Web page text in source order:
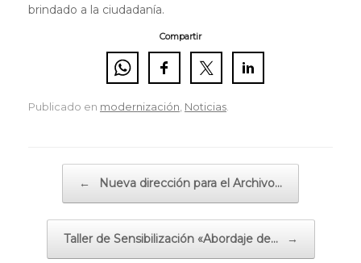
brindado a la ciudadanía.
Compartir
Publicado en modernización Noticias
← Nueva dirección para el Archivo…
Taller de Sensibilización «Abordaje de… →